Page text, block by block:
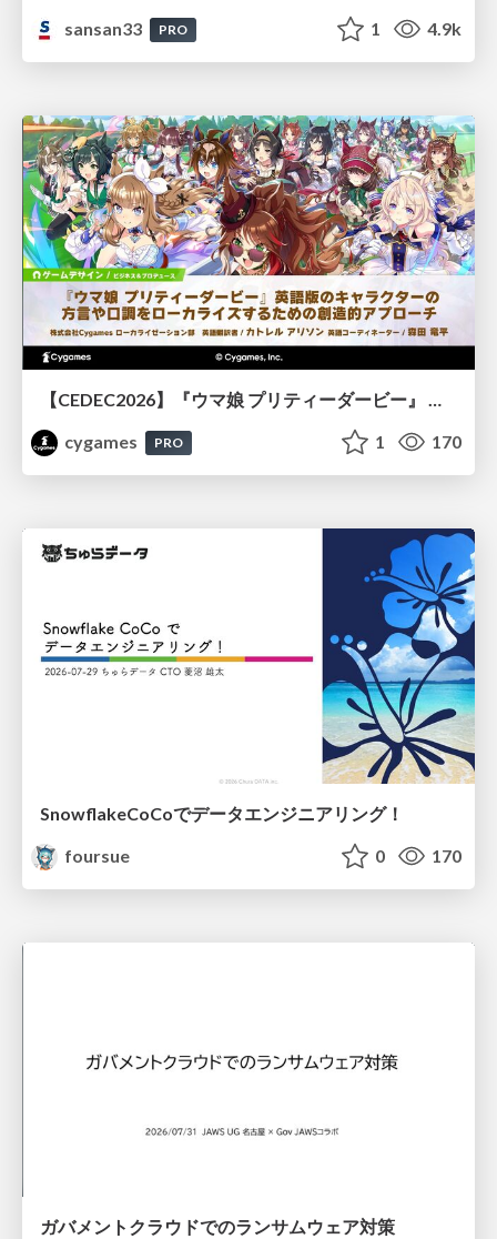
sansan33
PRO 1 4.9k
【CEDEC2026】『ウマ娘 プリティーダービー』 英語版のキャラクターの方言や口調をローカライズするための創造的アプローチ
cygames
PRO 1 170
SnowflakeCoCoでデータエンジニアリング！
foursue
0 170
ガバメントクラウドでのランサムウェア対策